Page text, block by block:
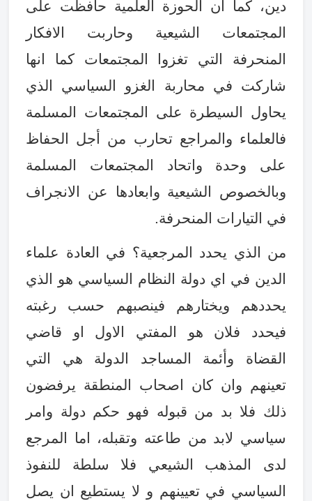
دين، كما ان الحوزة العلمية حافظت على
المجتمعات الشيعية وحاربت الافكار
المنحرفة التي تغزوا المجتمعات كما انها
شاركت في محاربة الغزو السياسي الذي
يحاول السيطرة على المجتمعات المسلمة
فالعلماء والمراجع تحارب من أجل الحفاظ
على وحدة واتحاد المجتمعات المسلمة
وبالخصوص الشيعية وابعادها عن الانجراف
في التيارات المنحرفة.
من الذي يحدد المرجعية؟ في العادة علماء
الدين في اي دولة النظام السياسي هو الذي
يحددهم ويختارهم فينصبهم حسب رغبته
فيحدد فلان هو المفتي الاول او قاضي
القضاة وأئمة المساجد الدولة هي التي
تعينهم وان كان اصحاب المنطقة يرفضون
ذلك فلا بد من قبوله فهو حكم دولة وامر
سياسي لابد من طاعته وتقبله، اما المرجع
لدى المذهب الشيعي فلا سلطة للنفوذ
السياسي في تعيينهم و لا يستطيع ان يصل